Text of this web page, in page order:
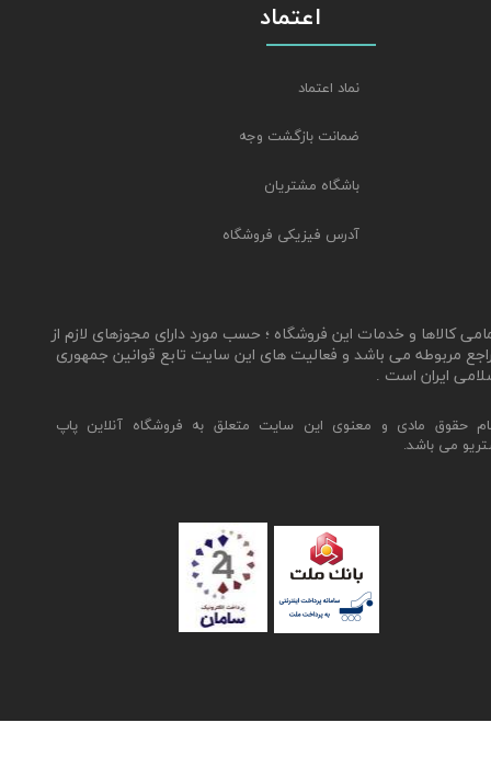
حقوق مادی و معنوی این سایت متعلق به فروشگاه آنلاین پاپ
می باشد.
اعتماد
نماد اعتماد
ضمانت بازگشت وجه
باشگاه مشتریان
آدرس فیزیکی فروشگاه
کالاها و خدمات این فروشگاه ؛ حسب مورد دارای مجوزهای لازم از
مربوطه می باشد و فعالیت های این سایت تابع قوانین جمهوری
ایران است .